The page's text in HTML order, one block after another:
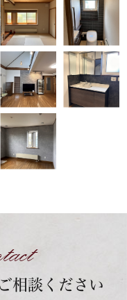
相談ください